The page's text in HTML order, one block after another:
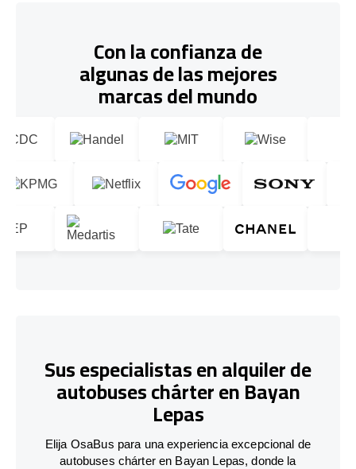
Con la confianza de
algunas de las mejores
marcas del mundo
Sus especialistas en alquiler de
autobuses chárter en Bayan
Lepas
Elija OsaBus para una experiencia excepcional de
autobuses chárter en Bayan Lepas, donde la